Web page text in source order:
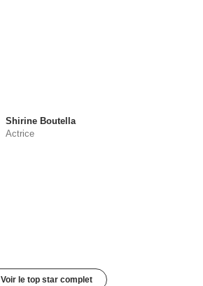
Shirine Boutella
Actrice
Voir le top star complet